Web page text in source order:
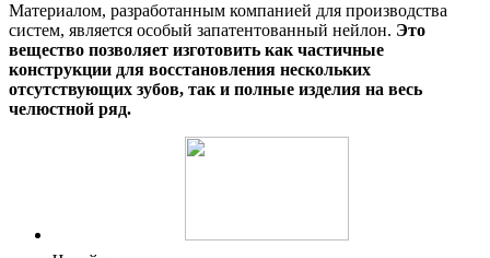
Материалом, разработанным компанией для производства
систем, является особый запатентованный нейлон. Это
вещество позволяет изготовить как частичные
конструкции для восстановления нескольких
отсутствующих зубов, так и полные изделия на весь
челюстной ряд.